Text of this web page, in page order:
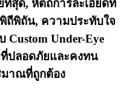
สุด, หัตถการละเอียดที่
ถีพิถัน, ความประทับใจ
Under-Eye
ที่ปลอดภัยและคงทน
าณที่ถูกต้อง